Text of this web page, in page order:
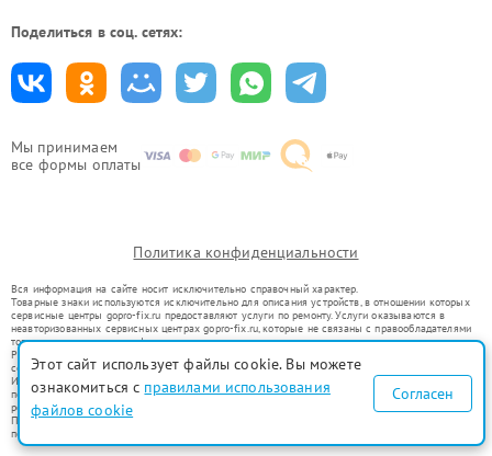
Мы принимаем
все формы оплаты
Поделиться в соц. сетях:
Политика конфиденциальности
Вся информация на сайте носит исключительно справочный характер.
Товарные знаки используются исключительно для описания устройств, в отношении которых
сервисные центры gopro-fix.ru предоставляют услуги по ремонту. Услуги оказываются в
неавторизованных сервисных центрах gopro-fix.ru, которые не связаны с правообладателями
товарных знаков или их официальными представителями.
Ремонт осуществляется для устройств, уже введенных в гражданский оборот в соответствии
со статьей 1487 ГК РФ.
Использование товарных знаков не преследует цели индивидуализации услуг или введения
потребителей в заблуждение, а служит для информирования о предоставляемых услугах по
ремонту техники указанных брендов.
Представленная на сайте информация не является публичной офертой, определяемой
положениями Статьи 437(2) Гражданского кодекса РФ
Этот сайт использует файлы cookie. Вы можете
ознакомиться с правилами использования
файлов cookie
Согласен